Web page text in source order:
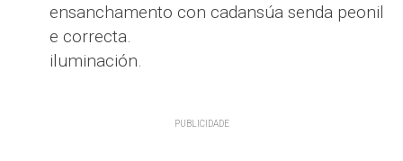
ensanchamento con cadansúa senda peonil
e correcta.
iluminación.